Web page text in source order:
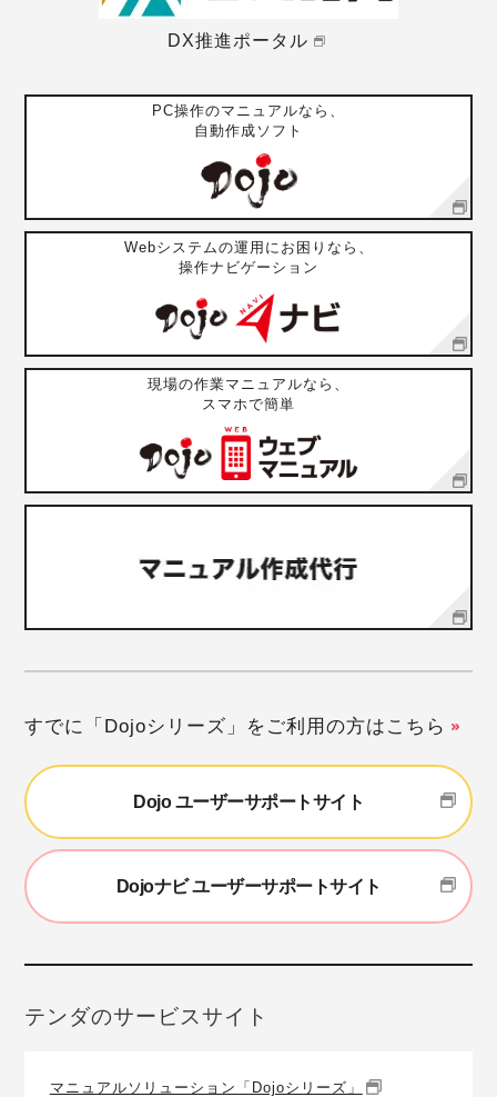
DX推進ポータル
PC操作のマニュアルなら、
自動作成ソフト
Webシステムの運用にお困りなら、
操作ナビゲーション
現場の作業マニュアルなら、
スマホで簡単
すでに「Dojoシリーズ」をご利用の方はこちら
Dojo ユーザーサポートサイト
Dojoナビ ユーザーサポートサイト
テンダのサービスサイト
マニュアルソリューション「Dojoシリーズ」